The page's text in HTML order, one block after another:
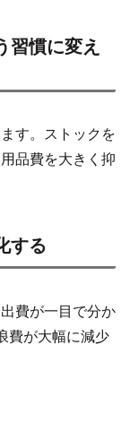
習慣に変え
す。ストックを
品費を大きく抑
する
費が一目で分か
費が大幅に減少